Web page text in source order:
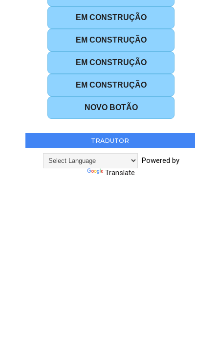
EM CONSTRUÇÃO
EM CONSTRUÇÃO
EM CONSTRUÇÃO
EM CONSTRUÇÃO
NOVO BOTÃO
TRADUTOR
Powered by
Translate